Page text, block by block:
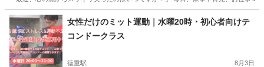
愛知 名古屋市 徳重駅 空手/他格闘技 テコンドー
女性だけのミット運動｜水曜20時・初心者向けテ
コンドークラス
徳重駅 8月3日